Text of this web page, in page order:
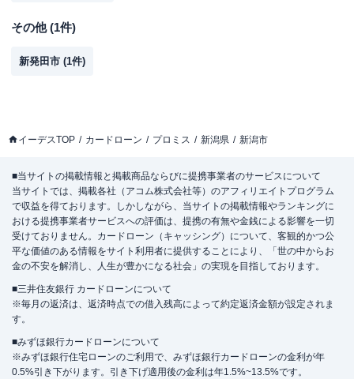
その他(1件)
新発田市 (1件)
イーデスTOP カードローン プロミス 新潟県 新潟市
■当サイトの掲載情報と掲載商品ならびに提携事業者のサービスについて
当サイトでは、掲載各社（アコム株式会社等）のアフィリエイトプログラム
で収益を得ております。しかしながら、当サイトの掲載情報やランキングに
おける提携事業者サービスへの評価は、提携の有無や金銭による影響を一切
受けておりません。カードローン（キャッシング）について、客観的かつ公
平な価値のある情報をサイト利用者に提供することにより、「世の中からお
金の不安を解消し、人生が豊かになる社会」の実現を目指しております。
■三井住友銀行 カードローンについて
※毎月の返済は、返済時点での借入残高によって約定返済金額が設定されま
す。
■みずほ銀行カードローンについて
※みずほ銀行住宅ローンのご利用で、みずほ銀行カードローンの金利が年
0.5%引き下がります。引き下げ適用後の金利は年1.5%~13.5%です。